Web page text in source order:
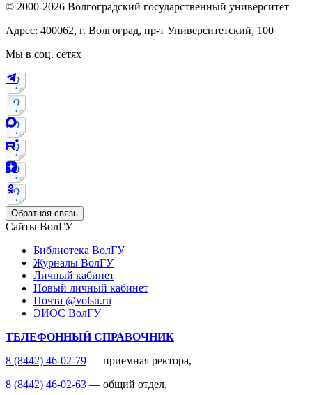
© 2000-2026 Волгоградский государственный университет
Адрес: 400062, г. Волгоград, пр-т Университетский, 100
Мы в соц. сетях
Обратная связь
Сайты ВолГУ
Библиотека ВолГУ
Журналы ВолГУ
Личный кабинет
Новый личный кабинет
Почта @volsu.ru
ЭИОС ВолГУ
ТЕЛЕФОННЫЙ СПРАВОЧНИК
8 (8442) 46-02-79 — приемная ректора,
8 (8442) 46-02-63 — общий отдел,